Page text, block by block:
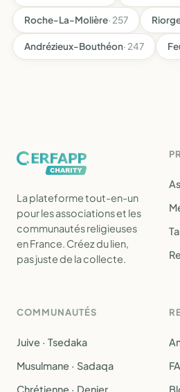
Roche-La-Molière· 257
Andrézieux-Bouthéon· 247
La plateforme tout-en-un
pour les associations et les
communautés religieuses
en France. Créez du lien,
pas juste de la collecte.
COMMUNAUTÉS
Juive · Tsedaka
Musulmane · Sadaqa
Chrétienne · Denier